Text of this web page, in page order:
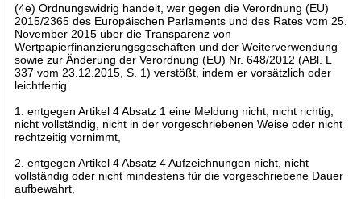
(4e) Ordnungswidrig handelt, wer gegen die Verordnung (EU)
2015/2365 des Europäischen Parlaments und des Rates vom 25.
November 2015 über die Transparenz von
Wertpapierfinanzierungsgeschäften und der Weiterverwendung
sowie zur Änderung der Verordnung (EU) Nr. 648/2012 (ABl. L
337 vom 23.12.2015, S. 1) verstößt, indem er vorsätzlich oder
leichtfertig
1. entgegen Artikel 4 Absatz 1 eine Meldung nicht, nicht richtig,
nicht vollständig, nicht in der vorgeschriebenen Weise oder nicht
rechtzeitig vornimmt,
2. entgegen Artikel 4 Absatz 4 Aufzeichnungen nicht, nicht
vollständig oder nicht mindestens für die vorgeschriebene Dauer
aufbewahrt,